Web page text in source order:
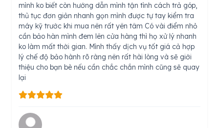
mình ko biết còn hướng dẫn mình tận tình cách trả góp,
thủ tục đơn giản nhanh gọn mình được tự tay kiểm tra
máy kỹ trước khi mua nên rất yên tâm Có vài điểm nhỏ
cần bảo hàn mình đem lên cửa hàng thì họ xử lý nhanh
ko làm mất thời gian. Mình thấy dịch vụ tốt giá cả hợp
lý chế độ bảo hành rõ ràng nên rất hài lòng và sẽ giới
thiệu cho bạn bè nếu cần chắc chắn mình cũng sẽ quay
lại